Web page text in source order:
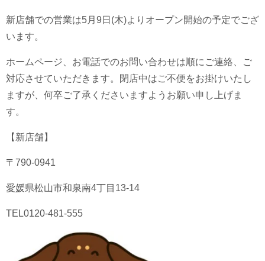
新店舗での営業は5月9日(木)よりオープン開始の予定でござ
います。
ホームページ、お電話でのお問い合わせは順にご連絡、ご
対応させていただきます。閉店中はご不便をお掛けいたし
ますが、何卒ご了承くださいますようお願い申し上げま
す。
【新店舗】
〒790-0941
愛媛県松山市和泉南4丁目13-14
TEL0120-481-555